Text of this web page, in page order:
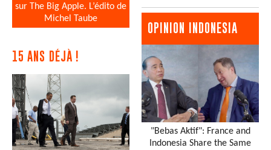
sur The Big Apple. L’édito de
Michel Taube
15 ANS DÉJÀ !
OPINION INDONESIA
"Bebas Aktif": France and
Indonesia Share the Same